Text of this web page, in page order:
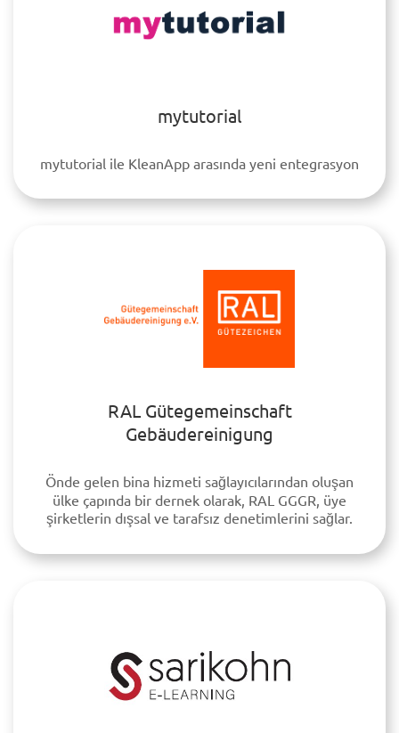
mytutorial
mytutorial ile KleanApp arasında yeni entegrasyon
RAL Gütegemeinschaft
Gebäudereinigung
Önde gelen bina hizmeti sağlayıcılarından oluşan
ülke çapında bir dernek olarak, RAL GGGR, üye
şirketlerin dışsal ve tarafsız denetimlerini sağlar.